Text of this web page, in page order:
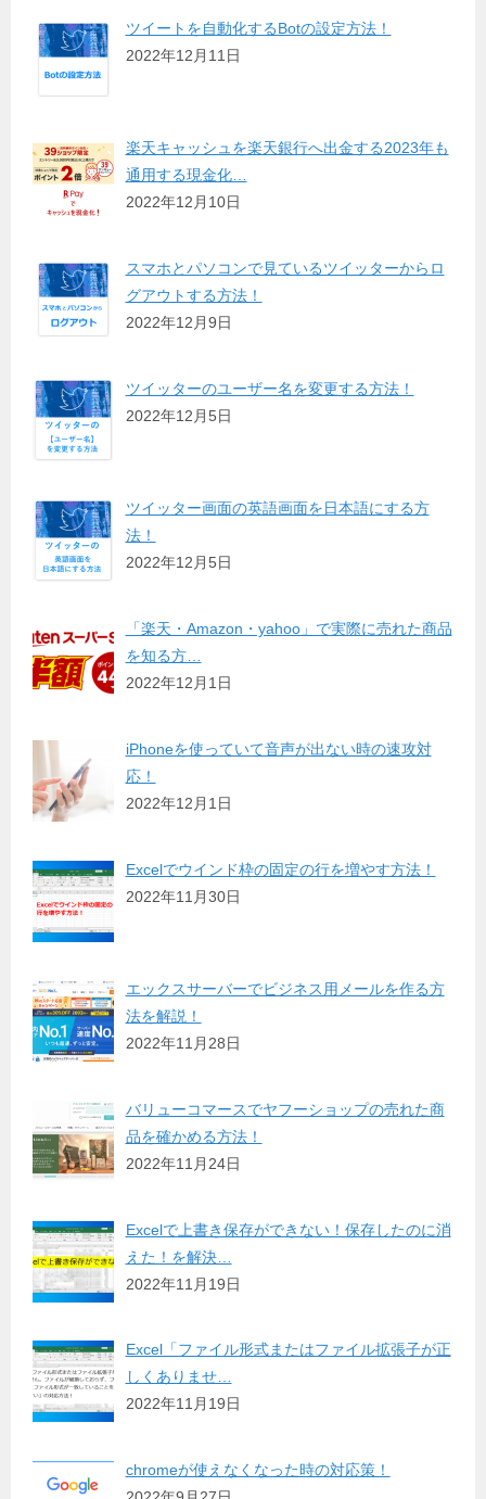
ツイートを自動化するBotの設定方法！
2022年12月11日
楽天キャッシュを楽天銀行へ出金する2023年も
通用する現金化…
2022年12月10日
スマホとパソコンで見ているツイッターからロ
グアウトする方法！
2022年12月9日
ツイッターのユーザー名を変更する方法！
2022年12月5日
ツイッター画面の英語画面を日本語にする方
法！
2022年12月5日
「楽天・Amazon・yahoo」で実際に売れた商品
を知る方…
2022年12月1日
iPhoneを使っていて音声が出ない時の速攻対
応！
2022年12月1日
Excelでウインド枠の固定の行を増やす方法！
2022年11月30日
エックスサーバーでビジネス用メールを作る方
法を解説！
2022年11月28日
バリューコマースでヤフーショップの売れた商
品を確かめる方法！
2022年11月24日
Excelで上書き保存ができない！保存したのに消
えた！を解決…
2022年11月19日
Excel「ファイル形式またはファイル拡張子が正
しくありませ…
2022年11月19日
chromeが使えなくなった時の対応策！